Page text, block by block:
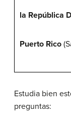
la República
Puerto Rico
Estudia bien
preguntas: